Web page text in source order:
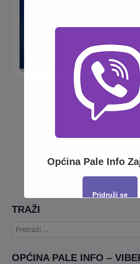
POZIV ZA TRIDESET
SJEDNICU OPĆINSKOG
TRAŽI
Pretraga:
OPĆINA PALE INFO –
Općina Pale Info
Pridruži se